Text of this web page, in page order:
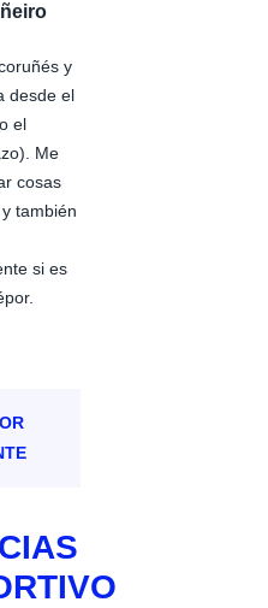
y
desde el
el
Me
cosas
también
si es